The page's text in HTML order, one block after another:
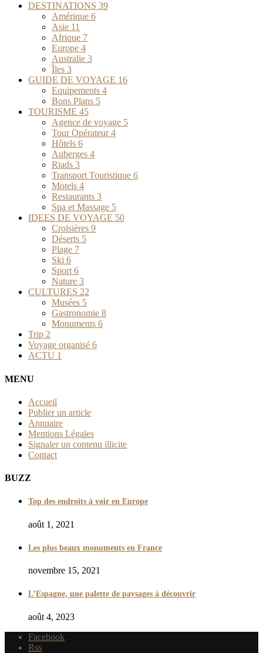
DESTINATIONS 39
Amérique 6
Asie 11
Afrique 7
Europe 4
Australie 3
Îles 3
GUIDE DE VOYAGE 16
Equipements 4
Bons Plans 5
TOURISME 45
Agence de voyage 5
Tour Opérateur4
Hôtels 6
Auberges 4
Riads 3
Transport Touristique 6
Motels 4
Restaurants 3
Spa et Massage 5
IDEES DE VOYAGE 50
Croisières 9
Déserts 5
Plage 7
Ski 6
Sport 6
Nature 3
CULTURES 22
Musées 5
Gastronomie 8
Monuments 6
Trip 2
Voyage organisé 6
ACTU 1
MENU
Accueil
Publier un article
Annuaire
Mentions Légales
Signaler un contenu illicite
Contact
BUZZ
Top des endroits à voir en Europe
août 1, 2021
Les plus beaux monuments en France
novembre 15, 2021
L’Espagne, une palette de paysages à découvrir
août 4, 2023
Facebook
Rss